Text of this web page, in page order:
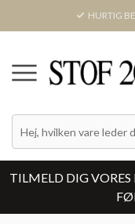
HURTIG
TILMELD DIG